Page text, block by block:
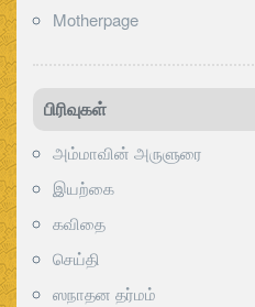
Motherpage
பிரிவுகள்‍
அம்மாவின் அருளுரை
இயற்கை
கவிதை
செய்தி
ஸநாதன தர்மம்